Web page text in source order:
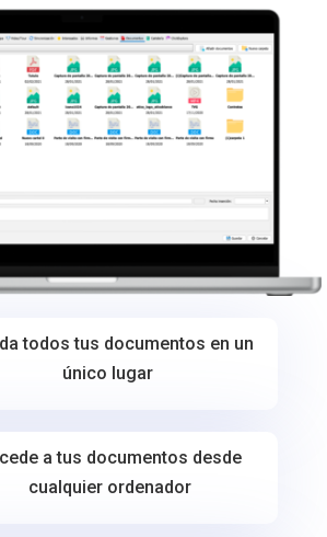
todos tus documentos en un
único lugar
a tus documentos desde
cualquier ordenador